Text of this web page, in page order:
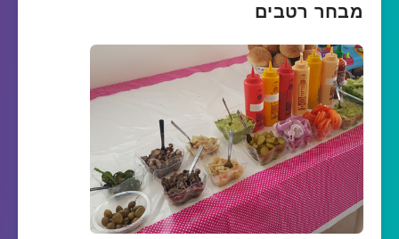
מבחר רטבים